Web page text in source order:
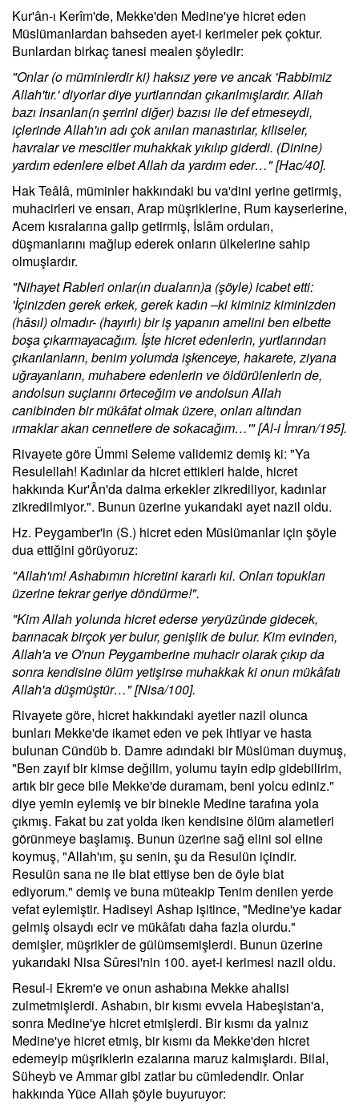
Kur'ân-ı Kerîm'de, Mekke'den Medine'ye hicret eden
Müslümanlardan bahseden ayet-i kerimeler pek çoktur.
Bunlardan birkaç tanesi mealen şöyledir:
"Onlar (o müminlerdir ki) haksız yere ve ancak 'Rabbimiz
Allah'tır.' diyorlar diye yurtlarından çıkarılmışlardır. Allah
bazı insanları(n şerrini diğer) bazısı ile def etmeseydi,
içlerinde Allah'ın adı çok anılan manastırlar, kiliseler,
havralar ve mescitler muhakkak yıkılıp giderdi. (Dinine)
yardım edenlere elbet Allah da yardım eder…" [Hac/40].
Hak Teâlâ, müminler hakkındaki bu va'dini yerine getirmiş,
muhacirleri ve ensarı, Arap müşriklerine, Rum kayserlerine,
Acem kısralarına galip getirmiş, İslâm orduları,
düşmanlarını mağlup ederek onların ülkelerine sahip
olmuşlardır.
"Nihayet Rableri onlar(ın duaların)a (şöyle) icabet etti:
'İçinizden gerek erkek, gerek kadın –ki kiminiz kiminizden
(hâsıl) olmadır- (hayırlı) bir iş yapanın amelini ben elbette
boşa çıkarmayacağım. İşte hicret edenlerin, yurtlarından
çıkarılanların, benim yolumda işkenceye, hakarete, ziyana
uğrayanların, muhabere edenlerin ve öldürülenlerin de,
andolsun suçlarını örteceğim ve andolsun Allah
canibinden bir mükâfat olmak üzere, onları altından
ırmaklar akan cennetlere de sokacağım…'" [Al-i İmran/195].
Rivayete göre Ümmi Seleme validemiz demiş ki: "Ya
Resulellah! Kadınlar da hicret ettikleri halde, hicret
hakkında Kur'Ân'da daima erkekler zikrediliyor, kadınlar
zikredilmiyor.". Bunun üzerine yukarıdaki ayet nazil oldu.
Hz. Peygamber'in (S.) hicret eden Müslümanlar için şöyle
dua ettiğini görüyoruz:
"Allah'ım! Ashabımın hicretini kararlı kıl. Onları topukları
üzerine tekrar geriye döndürme!".
"Kim Allah yolunda hicret ederse yeryüzünde gidecek,
barınacak birçok yer bulur, genişlik de bulur. Kim evinden,
Allah'a ve O'nun Peygamberine muhacir olarak çıkıp da
sonra kendisine ölüm yetişirse muhakkak ki onun mükâfatı
Allah'a düşmüştür…" [Nisa/100].
Rivayete göre, hicret hakkındaki ayetler nazil olunca
bunları Mekke'de ikamet eden ve pek ihtiyar ve hasta
bulunan Cündüb b. Damre adındaki bir Müslüman duymuş,
"Ben zayıf bir kimse değilim, yolumu tayin edip gidebilirim,
artık bir gece bile Mekke'de duramam, beni yolcu ediniz."
diye yemin eylemiş ve bir binekle Medine tarafına yola
çıkmış. Fakat bu zat yolda iken kendisine ölüm alametleri
görünmeye başlamış. Bunun üzerine sağ elini sol eline
koymuş, "Allah'ım, şu senin, şu da Resulün içindir.
Resulün sana ne ile biat ettiyse ben de öyle biat
ediyorum." demiş ve buna müteakip Tenim denilen yerde
vefat eylemiştir. Hadiseyi Ashap işitince, "Medine'ye kadar
gelmiş olsaydı ecir ve mükâfatı daha fazla olurdu."
demişler, müşrikler de gülümsemişlerdi. Bunun üzerine
yukarıdaki Nisa Sûresi'nin 100. ayet-i kerimesi nazil oldu.
Resul-i Ekrem'e ve onun ashabına Mekke ahalisi
zulmetmişlerdi. Ashabın, bir kısmı evvela Habeşistan'a,
sonra Medine'ye hicret etmişlerdi. Bir kısmı da yalnız
Medine'ye hicret etmiş, bir kısmı da Mekke'den hicret
edemeyip müşriklerin ezalarına maruz kalmışlardı. Bilal,
Süheyb ve Ammar gibi zatlar bu cümledendir. Onlar
hakkında Yüce Allah şöyle buyuruyor: